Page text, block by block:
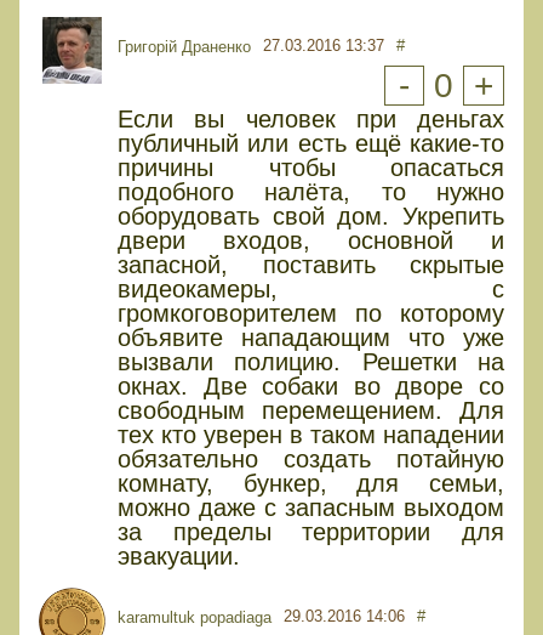
Григорій Драненко 27.03.2016 13:37 #
- 0 +
Если вы человек при деньгах
публичный или есть ещё какие-то
причины чтобы опасаться
подобного налёта, то нужно
оборудовать свой дом. Укрепить
двери входов, основной и
запасной, поставить скрытые
видеокамеры, с
громкоговорителем по которому
объявите нападающим что уже
вызвали полицию. Решетки на
окнах. Две собаки во дворе со
свободным перемещением. Для
тех кто уверен в таком нападении
обязательно создать потайную
комнату, бункер, для семьи,
можно даже с запасным выходом
за пределы территории для
эвакуации.
karamultuk popadiaga 29.03.2016 14:06 #